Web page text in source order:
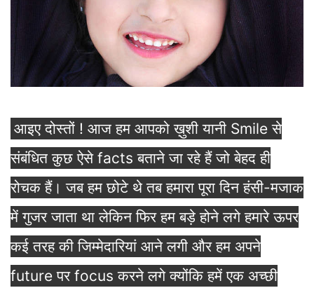
आइए दोस्तों ! आज हम आपको ख़ुशी यानी Smile से
संबंधित कुछ ऐसे facts बताने जा रहे हैं जो बेहद ही
रोचक हैं। जब हम छोटे थे तब हमारा पूरा दिन हंसी-मजाक
में गुजर जाता था लेकिन फिर हम बड़े होने लगे हमारे ऊपर
कई तरह की जिम्मेदारियां आने लगी और हम अपने
future पर focus करने लगे क्योंकि हमें एक अच्छी